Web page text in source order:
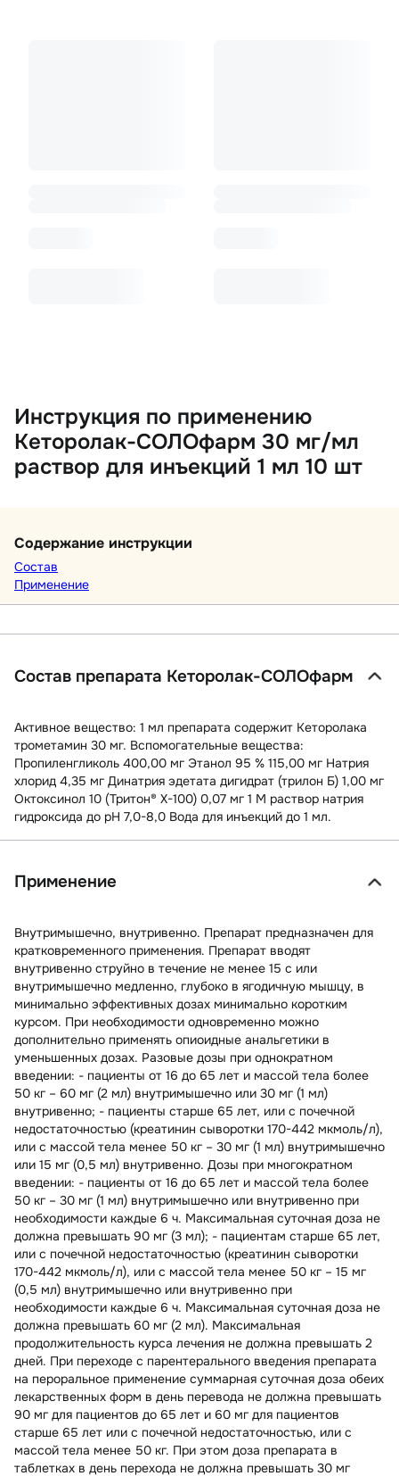
Инструкция по применению
Кеторолак-СОЛОфарм 30 мг/мл
раствор для инъекций 1 мл 10 шт
Содержание инструкции
Состав
Применение
Состав препарата Кеторолак-СОЛОфарм
Активное вещество: 1 мл препарата содержит Кеторолака
трометамин 30 мг. Вспомогательные вещества:
Пропиленгликоль 400,00 мг Этанол 95 % 115,00 мг Натрия
хлорид 4,35 мг Динатрия эдетата дигидрат (трилон Б) 1,00 мг
Октоксинол 10 (Тритон® Х-100) 0,07 мг 1 М раствор натрия
гидроксида до рН 7,0-8,0 Вода для инъекций до 1 мл.
Применение
Внутримышечно, внутривенно. Препарат предназначен для
кратковременного применения. Препарат вводят
внутривенно струйно в течение не менее 15 с или
внутримышечно медленно, глубоко в ягодичную мышцу, в
минимально эффективных дозах минимально коротким
курсом. При необходимости одновременно можно
дополнительно применять опиоидные анальгетики в
уменьшенных дозах. Разовые дозы при однократном
введении: - пациенты от 16 до 65 лет и массой тела более
50 кг – 60 мг (2 мл) внутримышечно или 30 мг (1 мл)
внутривенно; - пациенты старше 65 лет, или с почечной
недостаточностью (креатинин сыворотки 170-442 мкмоль/л),
или с массой тела менее 50 кг – 30 мг (1 мл) внутримышечно
или 15 мг (0,5 мл) внутривенно. Дозы при многократном
введении: - пациенты от 16 до 65 лет и массой тела более
50 кг – 30 мг (1 мл) внутримышечно или внутривенно при
необходимости каждые 6 ч. Максимальная суточная доза не
должна превышать 90 мг (3 мл); - пациентам старше 65 лет,
или с почечной недостаточностью (креатинин сыворотки
170-442 мкмоль/л), или с массой тела менее 50 кг – 15 мг
(0,5 мл) внутримышечно или внутривенно при
необходимости каждые 6 ч. Максимальная суточная доза не
должна превышать 60 мг (2 мл). Максимальная
продолжительность курса лечения не должна превышать 2
дней. При переходе с парентерального введения препарата
на пероральное применение суммарная суточная доза обеих
лекарственных форм в день перевода не должна превышать
90 мг для пациентов до 65 лет и 60 мг для пациентов
старше 65 лет или с почечной недостаточностью, или с
массой тела менее 50 кг. При этом доза препарата в
таблетках в день перехода не должна превышать 30 мг